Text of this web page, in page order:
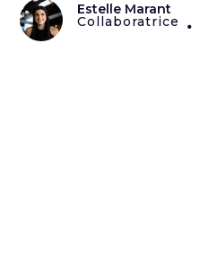
Estelle Marant
Collaboratrice •